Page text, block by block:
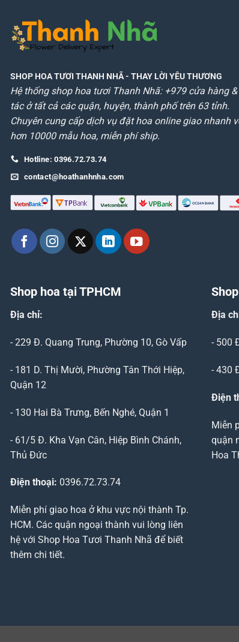
SHOP HOA TƯƠI THANH NHÃ- THAY LỜI YÊU THƯƠNG
Hệ thống shop hoa tươi Thanh Nhã: +979 cửa hàng
tác ở tất cả các quận, huyện, thành phố trên 63 tỉnh.
Chuyên cung cấp dịch vụ đặt hoa online giao nhanh
hơn 10000 mẫu hoa, miễn phí ship.
Hotline: 0396.72.73.74
contact@hoathanhnha.com
Shop hoa tại TPHCM
Địa chỉ:
- 229 Đ. Quang Trung, Phường 10, Gò Vấp
- 181 D. Thị Mười, Phường Tân Thới Hiệp,
Quận 12
- 130 Hai Bà Trưng, Bến Nghé, Quận 1
- 61/5 Đ. Kha Vạn Cân, Hiệp Bình Chánh,
Thủ Đức
Điện thoại: 0396.72.73.74
Miễn phí giao hoa ở khu vực nội thành Tp.
HCM. Các quận ngoại thành vui lòng liên
hệ với Shop Hoa Tươi Thanh Nhã để biết
thêm chi tiết.
Địa
- 500
- 430
Điện
Miễn
quận
Hoa